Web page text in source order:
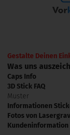
Gestalte Deinen
Was uns
Caps Info
3D Stick FAQ
Muster
Informationen
Fotos von
Kundeninformation